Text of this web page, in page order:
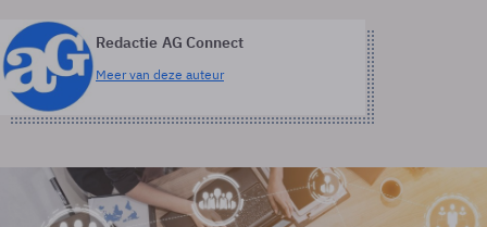
Redactie AG Connect
Meer van deze auteur